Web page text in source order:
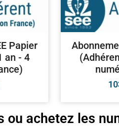
Papier
an - 4
ou achetez les